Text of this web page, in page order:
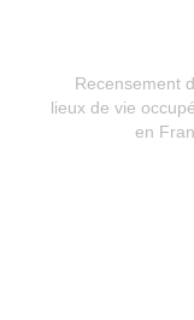
Recensement
lieux de vie
en